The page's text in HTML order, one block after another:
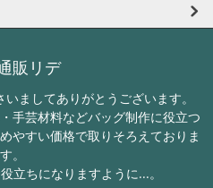
販リデ
ましてありがとうございます。
手芸材料などバッグ制作に役立つ
やすい価格で取りそろえておりま
す。
立ちになりますように...。